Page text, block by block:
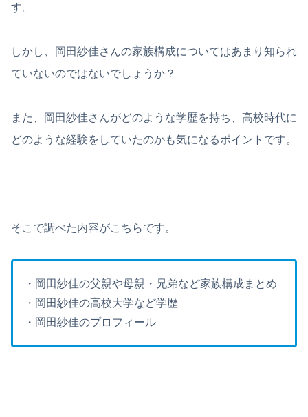
す。
しかし、岡田紗佳さんの家族構成についてはあまり知られ
ていないのではないでしょうか？
また、岡田紗佳さんがどのような学歴を持ち、高校時代に
どのような経験をしていたのかも気になるポイントです。
そこで調べた内容がこちらです。
・岡田紗佳の父親や母親・兄弟など家族構成まとめ
・岡田紗佳の高校大学など学歴
・岡田紗佳のプロフィール